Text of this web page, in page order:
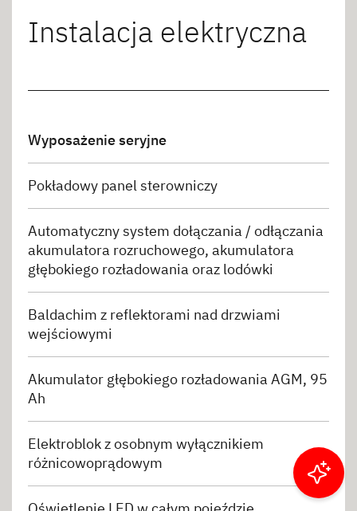
Instalacja elektryczna
Wyposażenie seryjne
Pokładowy panel sterowniczy
Automatyczny system dołączania / odłączania
akumulatora rozruchowego, akumulatora
głębokiego rozładowania oraz lodówki
Baldachim z reflektorami nad drzwiami
wejściowymi
Akumulator głębokiego rozładowania AGM, 95
Ah
Elektroblok z osobnym wyłącznikiem
różnicowoprądowym
Filtruj wyniki